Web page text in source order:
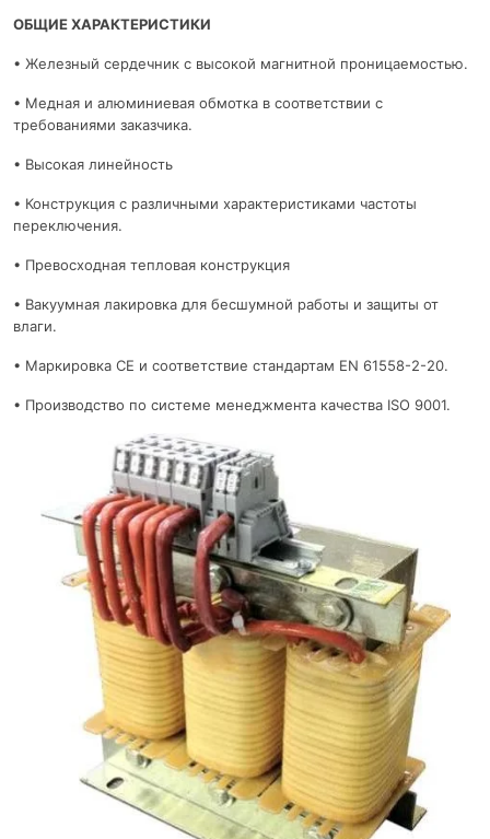
ОБЩИЕ ХАРАКТЕРИСТИКИ
• Железный сердечник с высокой магнитной проницаемостью.
• Медная и алюминиевая обмотка в соответствии с
требованиями заказчика.
• Высокая линейность
• Конструкция с различными характеристиками частоты
переключения.
• Превосходная тепловая конструкция
• Вакуумная лакировка для бесшумной работы и защиты от
влаги.
• Маркировка CE и соответствие стандартам EN 61558-2-20.
• Производство по системе менеджмента качества ISO 9001.